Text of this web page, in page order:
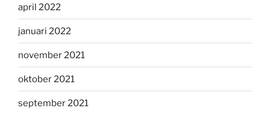
april 2022
januari 2022
november 2021
oktober 2021
september 2021